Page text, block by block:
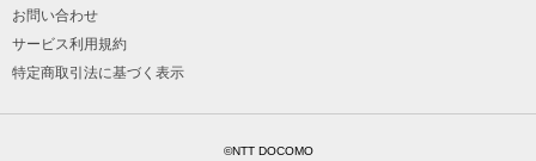
お問い合わせ
サービス利用規約
特定商取引法に基づく表示
©NTT DOCOMO